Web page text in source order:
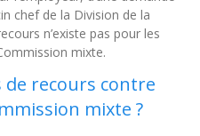
chef de la Division de la
n’existe pas pour les
mixte.
de recours contre
mixte ?